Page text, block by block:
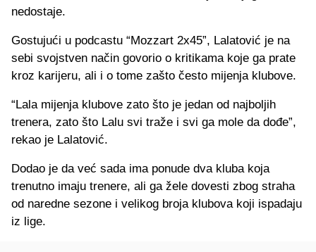
nedostaje.
Gostujući u podcastu “Mozzart 2x45”, Lalatović je na
sebi svojstven način govorio o kritikama koje ga prate
kroz karijeru, ali i o tome zašto često mijenja klubove.
“Lala mijenja klubove zato što je jedan od najboljih
trenera, zato što Lalu svi traže i svi ga mole da dođe”,
rekao je Lalatović.
Dodao je da već sada ima ponude dva kluba koja
trenutno imaju trenere, ali ga žele dovesti zbog straha
od naredne sezone i velikog broja klubova koji ispadaju
iz lige.